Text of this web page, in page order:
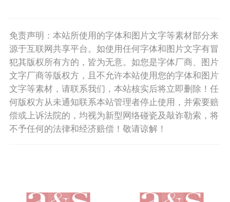
免责声明：本站所使用的字体和图片文字等素材部分来
源于互联网共享平台。如使用任何字体和图片文字有冒
犯其版权所有方的，皆为无意。如您是字体厂商、图片
文字厂商等版权方，且不允许本站使用您的字体和图片
文字等素材，请联系我们，本站核实后将立即删除！任
何版权方从未通知联系本站管理者停止使用，并索要赔
偿或上诉法院的，均视为新型网络碰瓷及敲诈勒索，将
不予任何的法律和经济赔偿！敬请谅解！